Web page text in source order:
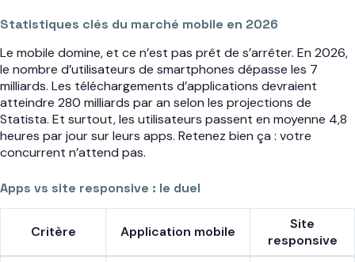
Statistiques clés du marché mobile en 2026
Le mobile domine, et ce n’est pas prêt de s’arrêter. En 2026,
le nombre d’utilisateurs de smartphones dépasse les 7
milliards. Les téléchargements d’applications devraient
atteindre 280 milliards par an selon les projections de
Statista. Et surtout, les utilisateurs passent en moyenne 4,8
heures par jour sur leurs apps. Retenez bien ça : votre
concurrent n’attend pas.
Apps vs site responsive : le duel
Critère Application mobile
Site
responsive